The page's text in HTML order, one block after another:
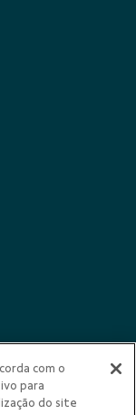
com o
para
do site